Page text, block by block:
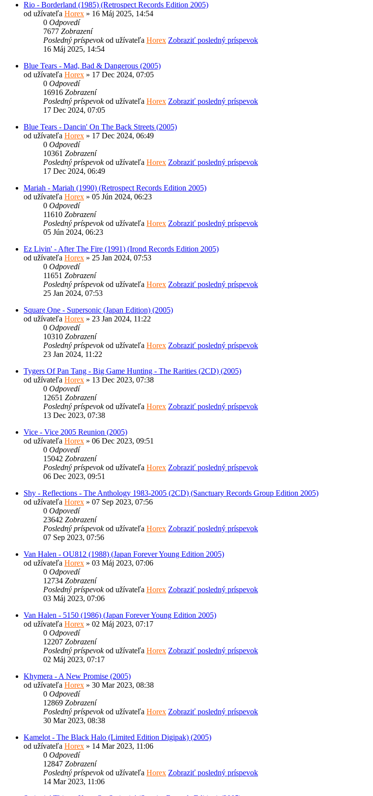
Rio - Borderland (1985) (Retrospect Records Edition 2005)
od užívateľa Horex » 16 Máj 2025, 14:54
0 Odpovedí
7677 Zobrazení
Posledný príspevokod užívateľa Horex Zobraziť posledný príspevok
16 Máj 2025, 14:54
Blue Tears - Mad, Bad & Dangerous (2005)
od užívateľa Horex » 17 Dec 2024, 07:05
0 Odpovedí
16916 Zobrazení
Posledný príspevokod užívateľa Horex Zobraziť posledný príspevok
17 Dec 2024, 07:05
Blue Tears - Dancin' On The Back Streets (2005)
od užívateľa Horex » 17 Dec 2024, 06:49
0 Odpovedí
10361 Zobrazení
Posledný príspevokod užívateľa Horex Zobraziť posledný príspevok
17 Dec 2024, 06:49
Mariah - Mariah (1990) (Retrospect Records Edition 2005)
od užívateľa Horex » 05 Jún 2024, 06:23
0 Odpovedí
11610 Zobrazení
Posledný príspevokod užívateľa Horex Zobraziť posledný príspevok
05 Jún 2024, 06:23
Ez Livin' - After The Fire (1991) (Irond Records Edition 2005)
od užívateľa Horex » 25 Jan 2024, 07:53
0 Odpovedí
11651 Zobrazení
Posledný príspevokod užívateľa Horex Zobraziť posledný príspevok
25 Jan 2024, 07:53
Square One - Supersonic (Japan Edition) (2005)
od užívateľa Horex » 23 Jan 2024, 11:22
0 Odpovedí
10310 Zobrazení
Posledný príspevokod užívateľa Horex Zobraziť posledný príspevok
23 Jan 2024, 11:22
Tygers Of Pan Tang - Big Game Hunting - The Rarities (2CD) (2005)
od užívateľa Horex » 13 Dec 2023, 07:38
0 Odpovedí
12651 Zobrazení
Posledný príspevokod užívateľa Horex Zobraziť posledný príspevok
13 Dec 2023, 07:38
Vice - Vice 2005 Reunion (2005)
od užívateľa Horex » 06 Dec 2023, 09:51
0 Odpovedí
15042 Zobrazení
Posledný príspevokod užívateľa Horex Zobraziť posledný príspevok
06 Dec 2023, 09:51
Shy - Reflections - The Anthology 1983-2005 (2CD) (Sanctuary Records Group Edition 2005)
od užívateľa Horex » 07 Sep 2023, 07:56
0 Odpovedí
23642 Zobrazení
Posledný príspevokod užívateľa Horex Zobraziť posledný príspevok
07 Sep 2023, 07:56
Van Halen - OU812 (1988) (Japan Forever Young Edition 2005)
od užívateľa Horex » 03 Máj 2023, 07:06
0 Odpovedí
12734 Zobrazení
Posledný príspevokod užívateľa Horex Zobraziť posledný príspevok
03 Máj 2023, 07:06
Van Halen - 5150 (1986) (Japan Forever Young Edition 2005)
od užívateľa Horex » 02 Máj 2023, 07:17
0 Odpovedí
12207 Zobrazení
Posledný príspevokod užívateľa Horex Zobraziť posledný príspevok
02 Máj 2023, 07:17
Khymera - A New Promise (2005)
od užívateľa Horex » 30 Mar 2023, 08:38
0 Odpovedí
12869 Zobrazení
Posledný príspevokod užívateľa Horex Zobraziť posledný príspevok
30 Mar 2023, 08:38
Kamelot - The Black Halo (Limited Edition Digipak) (2005)
od užívateľa Horex » 14 Mar 2023, 11:06
0 Odpovedí
12847 Zobrazení
Posledný príspevokod užívateľa Horex Zobraziť posledný príspevok
14 Mar 2023, 11:06